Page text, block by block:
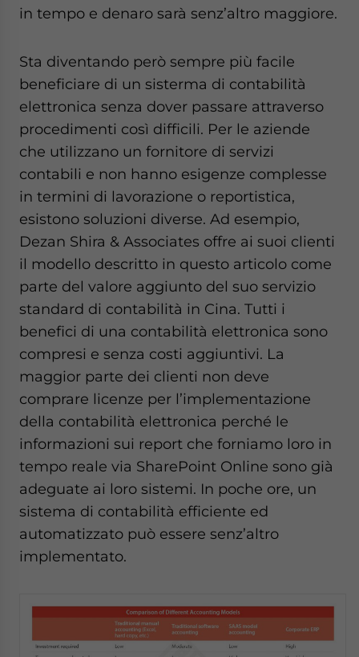
in tempo e denaro sarà senz’altro maggiore.
Sta diventando però sempre più facile
beneficiare di un sisterma di contabilità
elettronica senza dover passare attraverso
procedimenti così difficili. Per le aziende
che utilizzano un fornitore di servizi
contabili e non hanno esigenze complesse
in termini di lavorazione o reportistica,
esistono soluzioni diverse. Ad esempio,
Dezan Shira & Associates offre ai suoi clienti
il modello descritto in questo articolo come
parte del valore aggiunto del suo servizio
standard di contabilità in Cina. Tutti i
benefici di una contabilità elettronica sono
compresi e senza costi aggiuntivi. La
maggior parte dei clienti non deve
comprare licenze per l’implementazione
della contabilità elettronica perché le
informazioni sui report che forniamo loro in
tempo reale via SharePoint Online sono già
adeguate ai loro sistemi. In poche ore, un
sistema di contabilità efficiente ed
automatizzato può essere senz’altro
implementato.